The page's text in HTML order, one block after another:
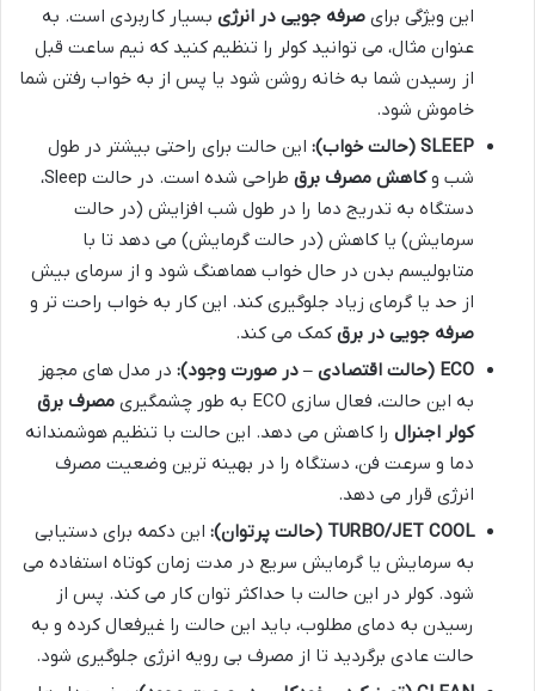
این ویژگی برای صرفه جویی در انرژی بسیار کاربردی است. به
عنوان مثال، می توانید کولر را تنظیم کنید که نیم ساعت قبل
از رسیدن شما به خانه روشن شود یا پس از به خواب رفتن شما
خاموش شود.
SLEEP (حالت خواب):
این حالت برای راحتی بیشتر در طول
شب وکاهش مصرف برق
طراحی شده است. در حالت Sleep،
دستگاه به تدریج دما را در طول شب افزایش (در حالت
سرمایش) یا کاهش (در حالت گرمایش) می دهد تا با
متابولیسم بدن در حال خواب هماهنگ شود و از سرمای بیش
از حد یا گرمای زیاد جلوگیری کند. این کار به خواب راحت تر و
صرفه جویی در برق کمک می کند.
ECO (حالت اقتصادی – در صورت وجود):
در مدل های مجهز
به این حالت، فعال سازی ECO به طور چشمگیری
مصرف برق
کولر اجنرال را کاهش می دهد. این حالت با تنظیم هوشمندانه
دما و سرعت فن، دستگاه را در بهینه ترین وضعیت مصرف
انرژی قرار می دهد.
TURBO/JET COOL (حالت پرتوان):
این دکمه برای دستیابی
به سرمایش یا گرمایش سریع در مدت زمان کوتاه استفاده می
شود. کولر در این حالت با حداکثر توان کار می کند. پس از
رسیدن به دمای مطلوب، باید این حالت را غیرفعال کرده و به
حالت عادی برگردید تا از مصرف بی رویه انرژی جلوگیری شود.